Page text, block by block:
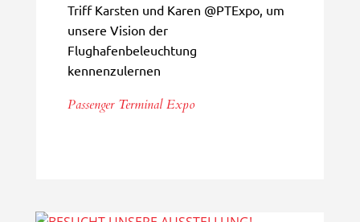
Triff Karsten und Karen @PTExpo, um
unsere Vision der
Flughafenbeleuchtung
kennenzulernen
Passenger Terminal Expo